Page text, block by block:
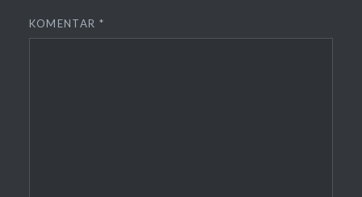
KOMENTAR *